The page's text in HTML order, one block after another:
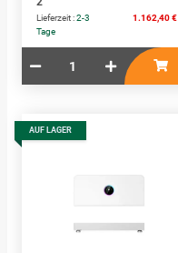
Lieferzeit :2-3
Tage
1.162,40 €
AUF LAGER